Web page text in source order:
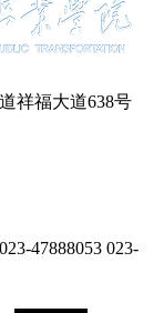
祥福大道638号
023-47888053 023-